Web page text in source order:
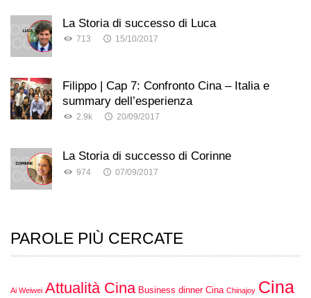
La Storia di successo di Luca
713 15/10/2017
Filippo | Cap 7: Confronto Cina – Italia e
summary dell’esperienza
2.9k 20/09/2017
La Storia di successo di Corinne
974 07/09/2017
PAROLE PIÙ CERCATE
Ai Weiwei Attualità Cina Business dinner Cina Chinajoy Cina